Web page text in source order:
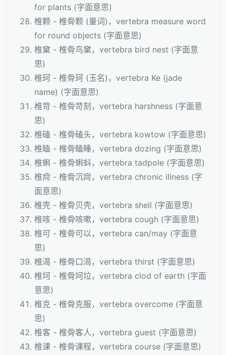
for plants (字面意思)
椎颗 - 椎骨颗 (量词)，vertebra measure word
for round objects (字面意思)
椎窠 - 椎骨鸟窠，vertebra bird nest (字面意
思)
椎珂 - 椎骨珂 (玉名)，vertebra Ke (jade
name) (字面意思)
椎苛 - 椎骨苛刻，vertebra harshness (字面意
思)
椎磕 - 椎骨磕头，vertebra kowtow (字面意思)
椎瞌 - 椎骨瞌睡，vertebra dozing (字面意思)
椎蝌 - 椎骨蝌蚪，vertebra tadpole (字面意思)
椎疴 - 椎骨沉疴，vertebra chronic illness (字
面意思)
椎壳 - 椎骨贝壳，vertebra shell (字面意思)
椎咳 - 椎骨咳嗽，vertebra cough (字面意思)
椎可 - 椎骨可以，vertebra can/may (字面意
思)
椎渴 - 椎骨口渴，vertebra thirst (字面意思)
椎坷 - 椎骨坷垃，vertebra clod of earth (字面
意思)
椎克 - 椎骨克服，vertebra overcome (字面意
思)
椎客 - 椎骨客人，vertebra guest (字面意思)
椎课 - 椎骨课程，vertebra course (字面意思)